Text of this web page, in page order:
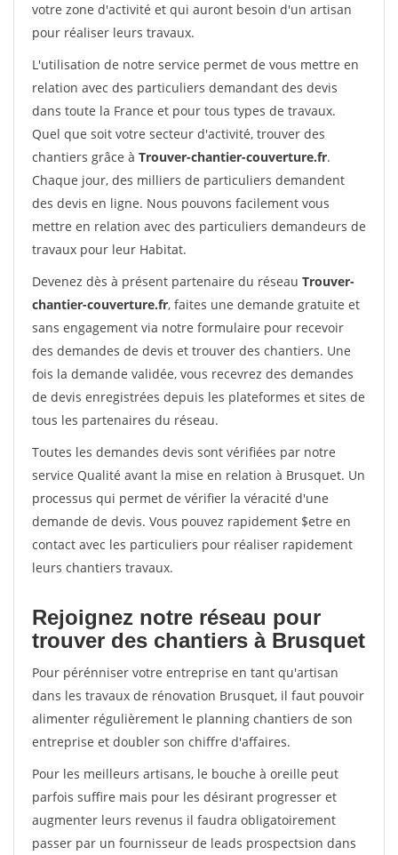
votre zone d'activité et qui auront besoin d'un artisan
pour réaliser leurs travaux.
L'utilisation de notre service permet de vous mettre en
relation avec des particuliers demandant des devis
dans toute la France et pour tous types de travaux.
Quel que soit votre secteur d'activité, trouver des
chantiers grâce à Trouver-chantier-couverture.fr.
Chaque jour, des milliers de particuliers demandent
des devis en ligne. Nous pouvons facilement vous
mettre en relation avec des particuliers demandeurs de
travaux pour leur Habitat.
Devenez dès à présent partenaire du réseau Trouver-
chantier-couverture.fr, faites une demande gratuite et
sans engagement via notre formulaire pour recevoir
des demandes de devis et trouver des chantiers. Une
fois la demande validée, vous recevrez des demandes
de devis enregistrées depuis les plateformes et sites de
tous les partenaires du réseau.
Toutes les demandes devis sont vérifiées par notre
service Qualité avant la mise en relation à Brusquet. Un
processus qui permet de vérifier la véracité d'une
demande de devis. Vous pouvez rapidement $etre en
contact avec les particuliers pour réaliser rapidement
leurs chantiers travaux.
Rejoignez notre réseau pour
trouver des chantiers à Brusquet
Pour pérénniser votre entreprise en tant qu'artisan
dans les travaux de rénovation Brusquet, il faut pouvoir
alimenter régulièrement le planning chantiers de son
entreprise et doubler son chiffre d'affaires.
Pour les meilleurs artisans, le bouche à oreille peut
parfois suffire mais pour les désirant progresser et
augmenter leurs revenus il faudra obligatoirement
passer par un fournisseur de leads prospectsion dans